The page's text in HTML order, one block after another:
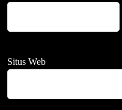
Situs Web